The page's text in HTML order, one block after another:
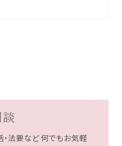
・法要など何でもお気軽